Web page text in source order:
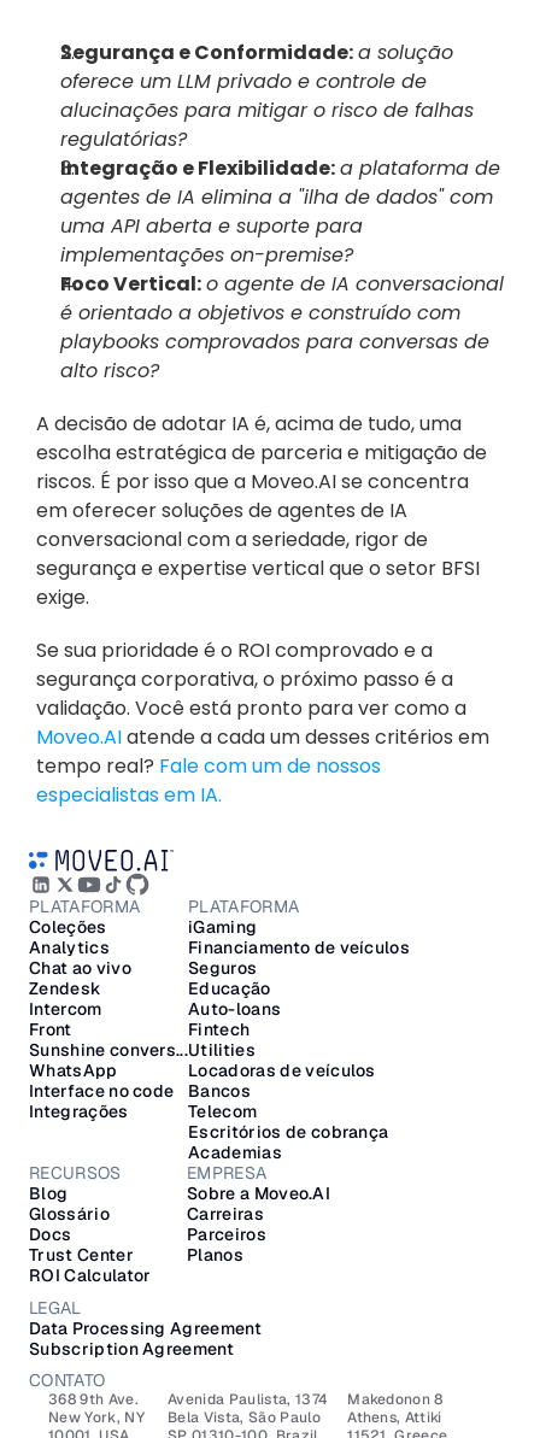
Segurança e Conformidade:a solução
oferece um LLM privado e controle de
alucinações para mitigar o risco de falhas
regulatórias?
Integração e Flexibilidade:a plataforma de
agentes de IA elimina a "ilha de dados" com
uma API aberta e suporte para
implementações on-premise?
Foco Vertical:o agente de IA conversacional
é orientado a objetivos e construído com
playbooks comprovados para conversas de
alto risco?
A decisão de adotar IA é, acima de tudo, uma
escolha estratégica de parceria e mitigação de
riscos. É por isso que a Moveo.AI se concentra
em oferecer soluções de agentes de IA
conversacional com a seriedade, rigor de
segurança e expertise vertical que o setor BFSI
exige.
Se sua prioridade é o ROI comprovado e a
segurança corporativa, o próximo passo é a
validação. Você está pronto para ver como a
Moveo.AI atende a cada um desses critérios em
tempo real? Fale com um de nossos
especialistas em IA.
PLATAFORMA
Interface no code
Coleções
Analytics
Chat ao vivo
Zendesk
Intercom
Front
WhatsApp
Sunshine convers...
Integrações
LEGAL
Data Processing Agreement
Subscription Agreement
RECURSOS
Blog
Glossário
Docs
Trust Center
ROI Calculator
EMPRESA
Sobre a Moveo.AI
Carreiras
Parceiros
Planos
PLATAFORMA
Financiamento de veículos
Seguros
iGaming
Educação
Auto-loans
Fintech
Utilities
Locadoras de veículos
Bancos
Telecom
Escritórios de cobrança
Academias
CONTATO
Makedonon 8
Athens, Attiki
368 9th Ave.
New York, NY
Avenida Paulista, 1374
Bela Vista, São Paulo